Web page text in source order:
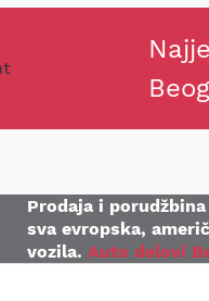
Prodaja i
sva evropska,
vozila. Auto delovi